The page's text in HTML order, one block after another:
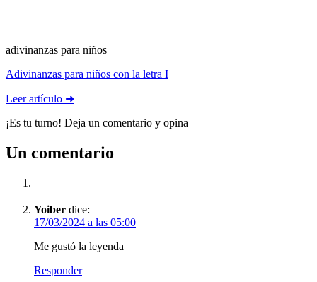
adivinanzas para niños
Adivinanzas para niños con la letra I
Leer artículo ➜
¡Es tu turno! Deja un comentario y opina
Un comentario
Yoiber dice:
17/03/2024 a las 05:00
Me gustó la leyenda
Responder